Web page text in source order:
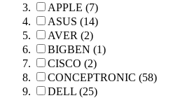
APPLE (7)
ASUS (14)
AVER (2)
BIGBEN (1)
CISCO (2)
CONCEPTRONIC (58)
DELL (25)